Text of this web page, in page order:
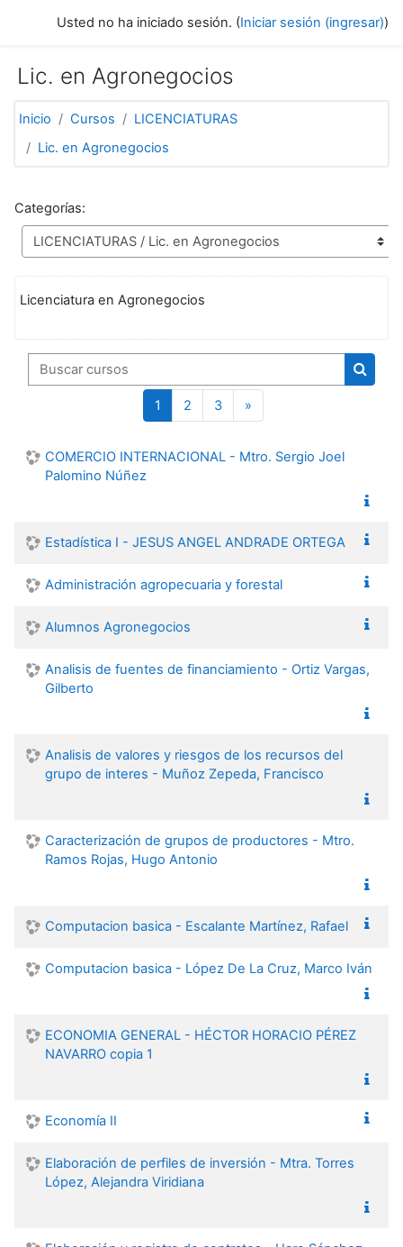
Usted no ha iniciado sesión. (Iniciar sesión (ingresar))
Lic. en Agronegocios
Inicio Cursos
LICENCIATURAS
Lic. en Agronegocios
Categorías:
Licenciatura en Agronegocios
Buscar cursos
1 (actual)
2 3 »Página siguiente
COMERCIO INTERNACIONAL - Mtro. Sergio Joel
Palomino Núñez
Estadística I - JESUS ANGEL ANDRADE ORTEGA
Administración agropecuaria y forestal
Alumnos Agronegocios
Analisis de fuentes de financiamiento - Ortiz Vargas,
Gilberto
Analisis de valores y riesgos de los recursos del
grupo de interes - Muñoz Zepeda, Francisco
Caracterización de grupos de productores - Mtro.
Ramos Rojas, Hugo Antonio
Computacion basica - Escalante Martínez, Rafael
Computacion basica - López De La Cruz, Marco Iván
ECONOMIA GENERAL - HÉCTOR HORACIO PÉREZ
NAVARRO copia 1
Economía II
Elaboración de perfiles de inversión - Mtra. Torres
López, Alejandra Viridiana